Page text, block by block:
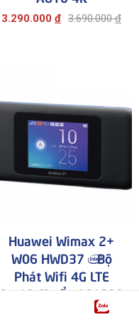
70mai Dash Cam
Huawei Wimax 2+
W06 HWD37 | Bộ
Phát Wifi 4G LTE
Cat18 Chuẩn AC1200